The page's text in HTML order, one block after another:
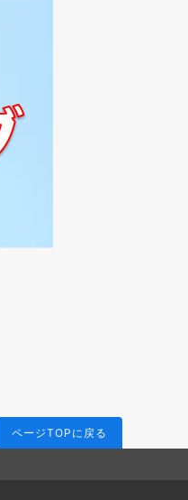
ページTOPに戻る